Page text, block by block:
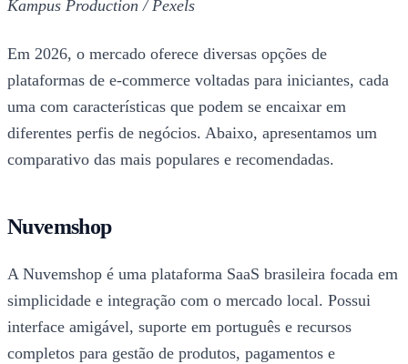
Kampus Production / Pexels
Em 2026, o mercado oferece diversas opções de
plataformas de e-commerce voltadas para iniciantes, cada
uma com características que podem se encaixar em
diferentes perfis de negócios. Abaixo, apresentamos um
comparativo das mais populares e recomendadas.
Nuvemshop
A Nuvemshop é uma plataforma SaaS brasileira focada em
simplicidade e integração com o mercado local. Possui
interface amigável, suporte em português e recursos
completos para gestão de produtos, pagamentos e